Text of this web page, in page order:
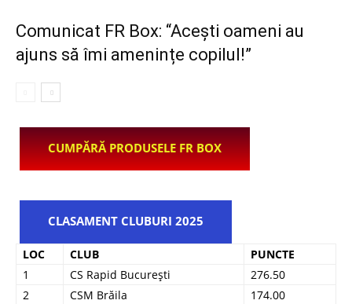
Comunicat FR Box: “Acești oameni au
ajuns să îmi amenințe copilul!”
CUMPĂRĂ PRODUSELE FR BOX
CLASAMENT CLUBURI 2025
LOC CLUB
PUNCTE
1
CS Rapid București
276.50
2
CSM Brăila
174.00